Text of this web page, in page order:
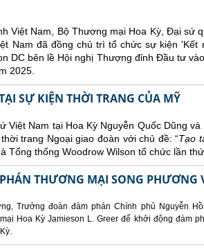
Việt Nam, Bộ Thương mại Hoa Kỳ, Đại sứ
Nam đã đồng chủ trì tổ chức sự kiện 'Kết
DC bên lề Hội nghị Thượng đỉnh Đầu tư
2025.
SỰ KIỆN THỜI TRANG CỦA MỸ
Việt Nam tại Hoa Kỳ Nguyễn Quốc Dũng
trang Ngoại giao đoàn với chủ đề: “Tạo
Tổng thống Woodrow Wilson tổ chức lần
THƯƠNG MẠI SONG PHƯƠNG
Trưởng đoàn đàm phán Chính phủ Nguyễn
Hoa Kỳ Jamieson L. Greer để khởi động đàm